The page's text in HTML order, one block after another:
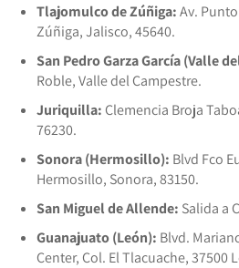
Tlajomulco de Zúñiga:Av.
Zúñiga, Jalisco, 45640.
San Pedro Garza García (Valle
Roble, Valle del Campestre.
Juriquilla: Clemencia Broja
76230.
Sonora (Hermosillo): Blvd Fco
Hermosillo, Sonora, 83150.
San Miguel de Allende: Salida a
Guanajuato (León): Blvd.
Center, Col. El Tlacuache, 37500